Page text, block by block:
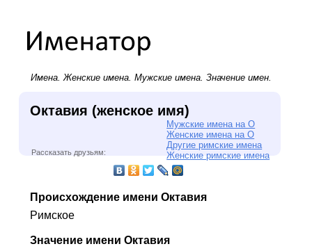
Имена.Женские имена. Мужские имена. Значение имен.
Октавия (женское имя)
Мужские имена на О
Женские имена на О
Другие римские имена
Женские римские имена
Рассказать друзьям:
Происхождение имени Октавия
Римское
Значение имени Октавия